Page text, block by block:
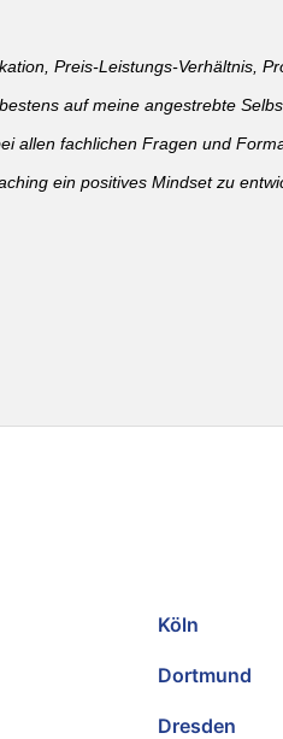
Preis-Leistungs-Verhältnis,
auf meine angestrebte
allen fachlichen Fragen und
ein positives Mindset zu
Köln
Dortmund
Dresden